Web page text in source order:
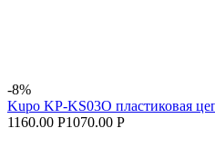
-8%
Kupo KP-KS03O пластиковая
1160.00 Р1070.00 Р